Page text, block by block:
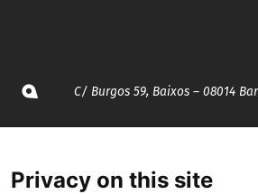
C/ Burgos 59, Baixos – 08014
935 120 481
Privacy on this site